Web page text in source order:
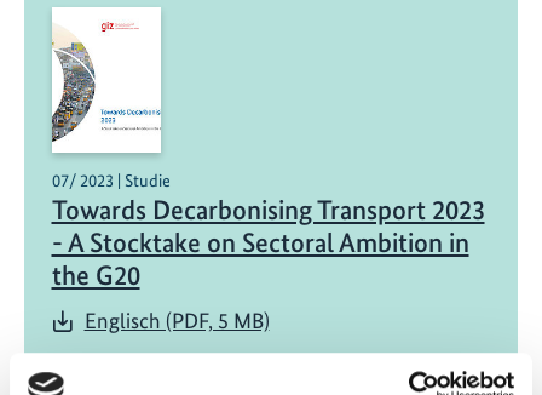
07/ 2023 | Studie
Towards Decarbonising Transport 2023
- A Stocktake on Sectoral Ambition in
the G20
Englisch (PDF, 5 MB)